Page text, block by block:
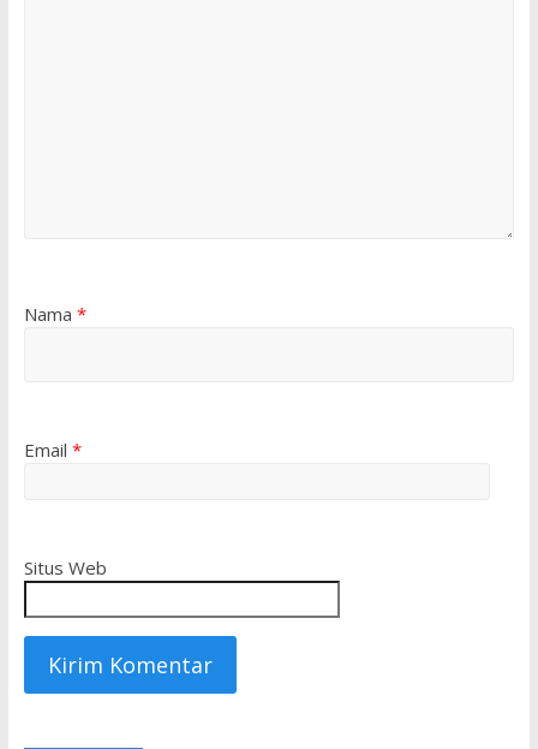
Nama *
Email *
Situs Web